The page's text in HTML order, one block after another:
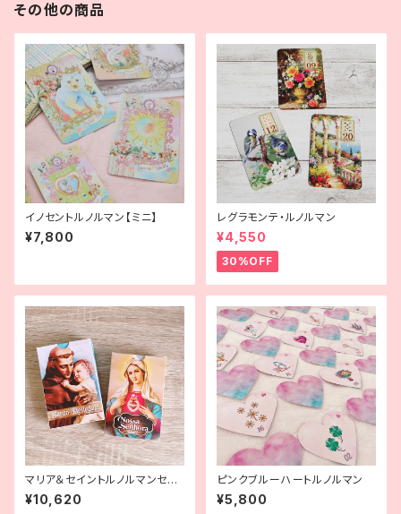
その他の商品
イノセントルノルマン【ミニ】
¥7,800
レグラモンテ・ルノルマン
¥4,550
30%OFF
マリア＆セイントルノルマンセッ
ト
¥10,620
ピンクブルーハートルノルマン
¥5,800